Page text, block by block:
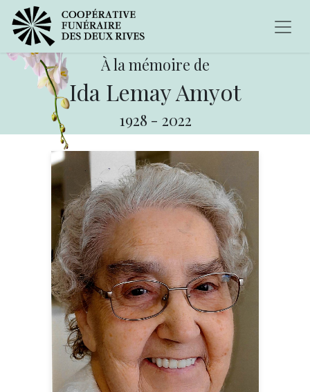
À la mémoire de
Ida Lemay Amyot
1928 - 2022